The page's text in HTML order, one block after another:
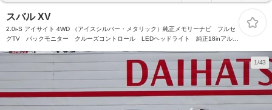
スバル XV
2.0i-S アイサイト 4WD （アイスシルバー・メタリック）純正メモリーナビ フルセ
グTV バックモニター クルーズコントロール LEDヘッドライト 純正18inアルミ
1/43